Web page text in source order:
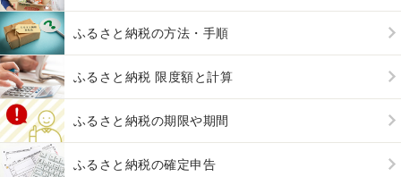
ふるさと納税の方法・手順
ふるさと納税 限度額と計算
ふるさと納税の期限や期間
ふるさと納税の確定申告